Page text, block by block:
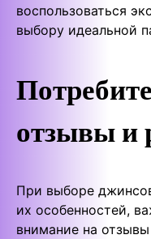
воспользоваться
выбору идеальной
отзывы и
При выборе
их особенностей,
внимание на